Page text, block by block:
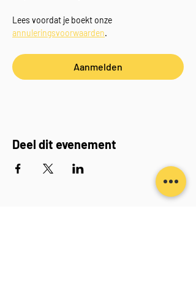
Lees voordat je boekt onze
annuleringsvoorwaarden.
Aanmelden
Deel dit evenement